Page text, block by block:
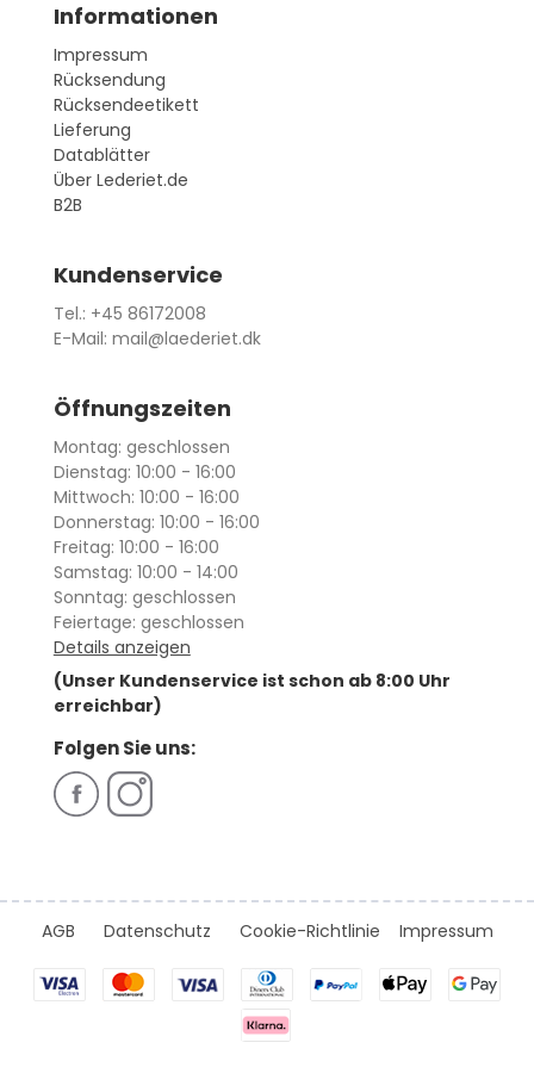
Informationen
Impressum
Rücksendung
Rücksendeetikett
Lieferung
Datablätter
Über Lederiet.de
B2B
Kundenservice
Tel.: +45 86172008
E-Mail: mail@laederiet.dk
Öffnungszeiten
Montag: geschlossen
Dienstag: 10:00 - 16:00
Mittwoch: 10:00 - 16:00
Donnerstag: 10:00 - 16:00
Freitag: 10:00 - 16:00
Samstag: 10:00 - 14:00
Sonntag: geschlossen
Feiertage: geschlossen
Details anzeigen
(Unser Kundenservice ist schon ab 8:00 Uhr
erreichbar)
Folgen Sie uns:
AGB Datenschutz Cookie-Richtlinie Impressum